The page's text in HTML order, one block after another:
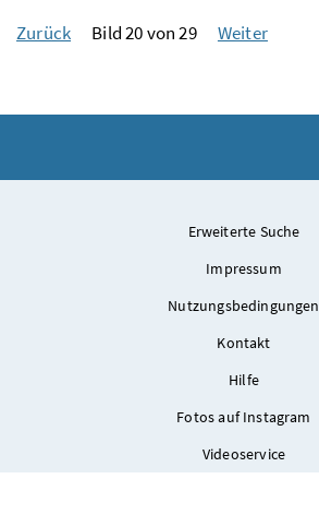
Zurück Bild 20 von 29 Weiter
Erweiterte Suche
Impressum
Nutzungsbedingungen
Kontakt
Hilfe
Fotos auf Instagram
Videoservice